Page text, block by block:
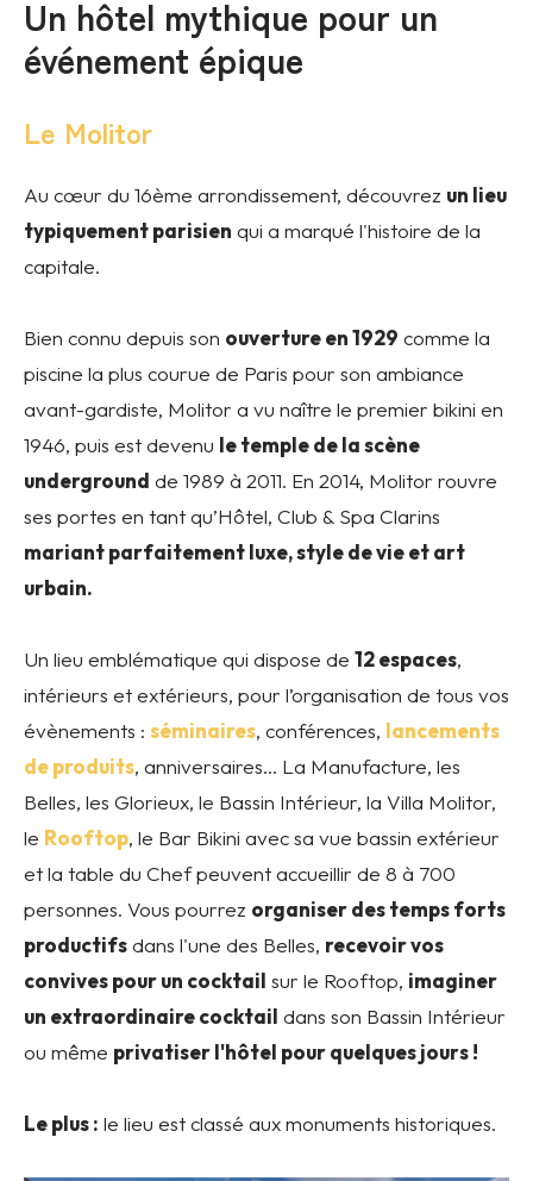
Un hôtel mythique pour un
événement épique
Le Molitor
Au cœur du 16ème arrondissement, découvrez un lieu
typiquement parisien qui a marqué l'histoire de la
capitale.
Bien connu depuis son ouverture en 1929 comme la
piscine la plus courue de Paris pour son ambiance
avant-gardiste, Molitor a vu naître le premier bikini en
1946, puis est devenu le temple de la scène
underground de 1989 à 2011. En 2014, Molitor rouvre
ses portes en tant qu’Hôtel, Club & Spa Clarins
mariant parfaitement luxe, style de vie et art
urbain.
Un lieu emblématique qui dispose de 12 espaces,
intérieurs et extérieurs, pour l’organisation de tous vos
évènements : séminaires, conférences, lancements
de produits, anniversaires… La Manufacture, les
Belles, les Glorieux, le Bassin Intérieur, la Villa Molitor,
le Rooftop, le Bar Bikini avec sa vue bassin extérieur
et la table du Chef peuvent accueillir de 8 à 700
personnes. Vous pourrez organiser des temps forts
productifsdans l'une des Belles, recevoir vos
convives pour un cocktail sur le Rooftop, imaginer
un extraordinaire cocktail dans son Bassin Intérieur
ou même privatiser l'hôtel pour quelques jours !
Le plus : le lieu est classé aux monuments historiques.